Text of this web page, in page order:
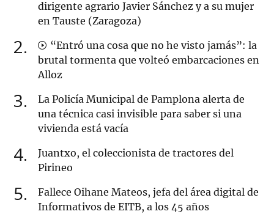
dirigente agrario Javier Sánchez y a su mujer
en Tauste (Zaragoza)
2
“Entró una cosa que no he visto jamás”: la
brutal tormenta que volteó embarcaciones en
Alloz
3
La Policía Municipal de Pamplona alerta de
una técnica casi invisible para saber si una
vivienda está vacía
4
Juantxo, el coleccionista de tractores del
Pirineo
5
Fallece Oihane Mateos, jefa del área digital de
Informativos de EITB, a los 45 años